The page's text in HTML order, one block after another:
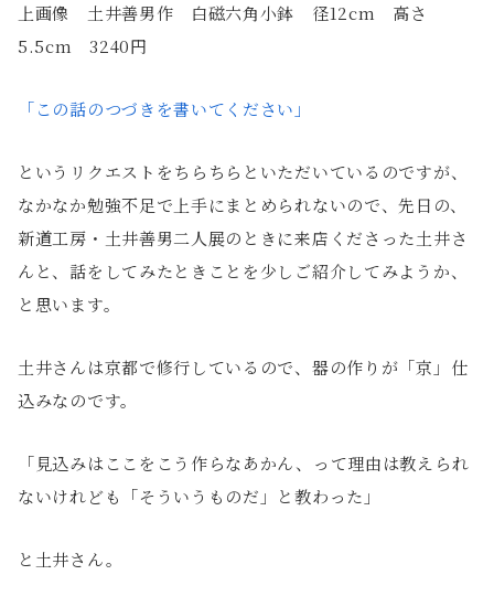
上画像 土井善男作 白磁六角小鉢 径12cm 高さ
5.5cm 3240円
「この話のつづきを書いてください」
というリクエストをちらちらといただいているのですが、
なかなか勉強不足で上手にまとめられないので、先日の、
新道工房・土井善男二人展のときに来店くださった土井さ
んと、話をしてみたときことを少しご紹介してみようか、
と思います。
土井さんは京都で修行しているので、器の作りが「京」仕
込みなのです。
「見込みはここをこう作らなあかん、って理由は教えられ
ないけれども「そういうものだ」と教わった」
と土井さん。